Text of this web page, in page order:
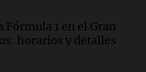
de Pourrain:
lo llevaron para
y nunca regresó"
Fórmula 1 en el Gran
horarios y detalles